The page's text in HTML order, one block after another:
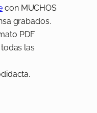
con MUCHOS
grabados.
PDF
las